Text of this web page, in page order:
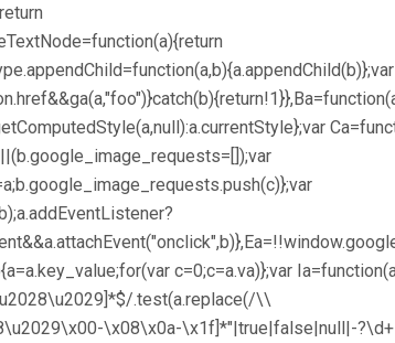
c=0;c=a.va)};var
.test(a.replace(/\\
\x08\x0a-\x1f]*"|true|false|null|-?\d+